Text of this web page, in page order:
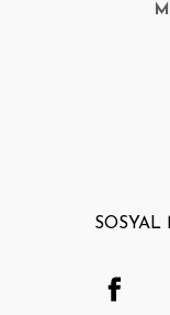
SOSYAL